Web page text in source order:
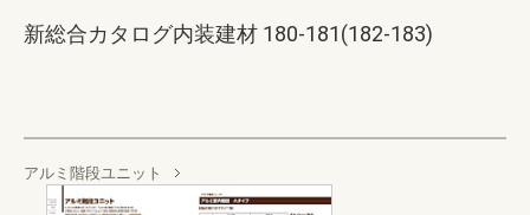
新総合カタログ内装建材 180-181(182-183)
アルミ階段ユニット